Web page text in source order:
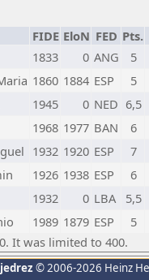
FIDE EloN FED Pts.
1833 0 ANG
5
1860 1884 ESP
5
1945 0 NED 6,5
1968 1977 BAN
6
1932 1920 ESP
7
1926 1938 ESP
6
1932 0 LBA
5,5
1989 1879 ESP
5
It was limited to 400.
© 2006-2026 Heinz